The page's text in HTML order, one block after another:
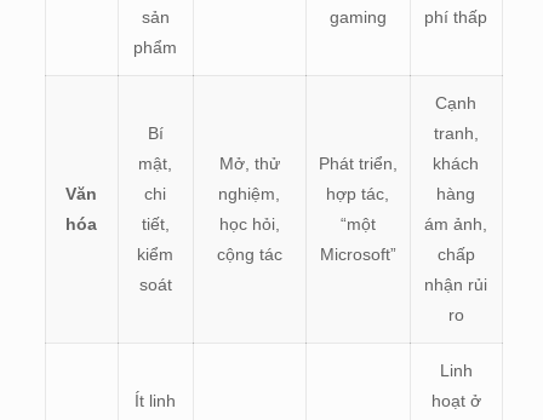
sản
phẩm
gaming
phí thấp
Văn
hóa
Bí
mật,
chi
tiết,
kiểm
soát
Mở, thử
nghiệm,
học hỏi,
cộng tác
Phát triển,
hợp tác,
“một
Microsoft”
Cạnh
tranh,
khách
hàng
ám ảnh,
chấp
nhận rủi
ro
Ít linh
Linh
hoạt ở